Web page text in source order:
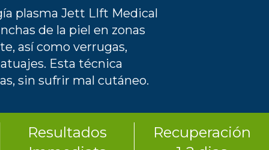
plasma Jett LIft Medical
de la piel en zonas
así como verrugas,
Esta técnica
sin sufrir mal cutáneo.
Resultados
Recuperación